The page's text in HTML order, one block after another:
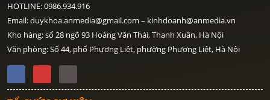
HOTLINE: 0986.934.916
Email: duykhoa.anmedia@gmail.com – kinhdoanh@anmedia.vn
Kho hàng: số 28 ngõ 93 Hoàng Văn Thái, Thanh Xuân, Hà Nội
Văn phòng: Số 44, phố Phương Liệt, phường Phương Liệt, Hà Nội